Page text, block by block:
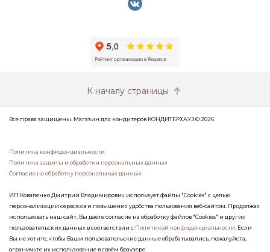
К началу страницы
Все права защищены. Магазин для кондитеров КОНДИТЕРХАУЗ © 2026
Политика конфиденциальности
Политика защиты и обработки персональных данных
Согласие на обработку персональных данных
ИП Коваленко Дмитрий Владимирович использует файлы "Cookies" с целью
персонализации сервисов и повышения удобства пользования веб-сайтом. Продолжая
использовать наш сайт, Вы даёте согласие на обработку файлов "Cookies" и других
пользовательских данных в соответствии с Политикой конфиденциальности . Если
Вы не хотите, чтобы Ваши пользовательские данные обрабатывались, пожалуйста,
ограничьте их использование в своём браузере.